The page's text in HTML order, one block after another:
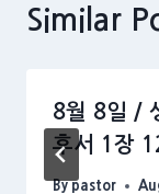
Similar
8월 8일 /
후서 1장
By pastor